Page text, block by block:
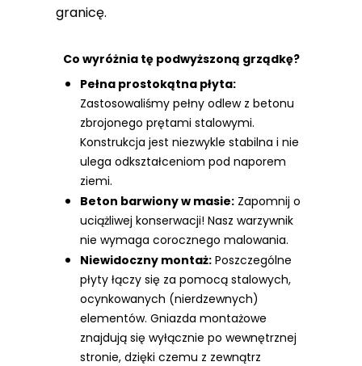
Co wyróżnia tę podwyższoną grządkę?
granicę.
Pełna prostokątna płyta:
Zastosowaliśmy pełny odlew z betonu
zbrojonego prętami stalowymi.
Konstrukcja jest niezwykle stabilna i nie
ulega odkształceniom pod naporem
ziemi.
Beton barwiony w masie: Zapomnij o
uciążliwej konserwacji! Nasz warzywnik
nie wymaga corocznego malowania.
Niewidoczny montaż: Poszczególne
płyty łączy się za pomocą stalowych,
ocynkowanych (nierdzewnych)
elementów. Gniazda montażowe
znajdują się wyłącznie po wewnętrznej
stronie, dzięki czemu z zewnątrz